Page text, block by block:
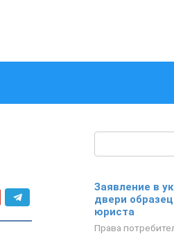
Заявление в
двери
юриста
Права